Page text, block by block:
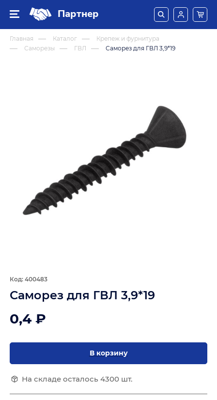
Партнер
Главная Каталог
Крепеж и фурнитура
Саморезы
ГВЛ Саморез для ГВЛ 3,9*19
Код: 400483
Саморез для ГВЛ 3,9*19
0,4 ₽
В корзину
На складе осталось 4300 шт.